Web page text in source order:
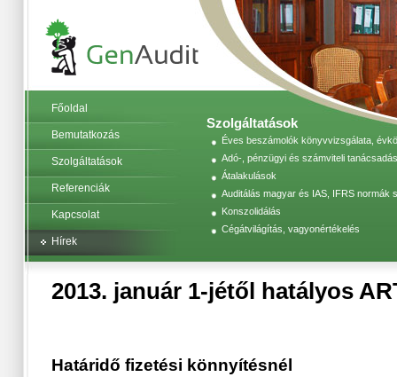
Főoldal
Bemutatkozás
Szolgáltatások
Referenciák
Kapcsolat
Hírek
Szolgáltatások
Éves beszámolók könyvvizsgálata,
Adó-, pénzügyi és számviteli
Átalakulások
Auditálás magyar és IAS, IFRS normák
Konszolidálás
Cégátvilágítás, vagyonértékelés
2013. január 1-jétől hatályos
Határidő fizetési könnyítésnél